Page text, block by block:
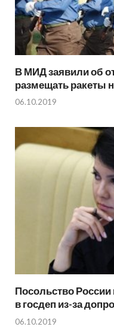
В МИД заявили об
размещать ракеты
06.10.2019
Посольство России
в госдеп из-за
06.10.2019